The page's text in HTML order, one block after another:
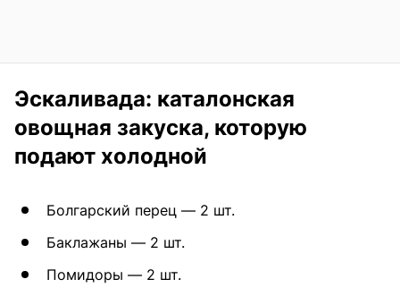
Эскаливада: каталонская
овощная закуска, которую
подают холодной
Болгарский перец — 2 шт.
Баклажаны — 2 шт.
Помидоры — 2 шт.